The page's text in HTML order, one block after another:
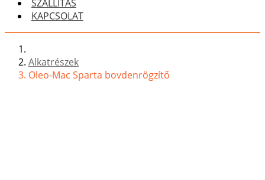
SZÁLLÍTÁS
KAPCSOLAT
Alkatrészek
Oleo-Mac Sparta bovdenrögzítő